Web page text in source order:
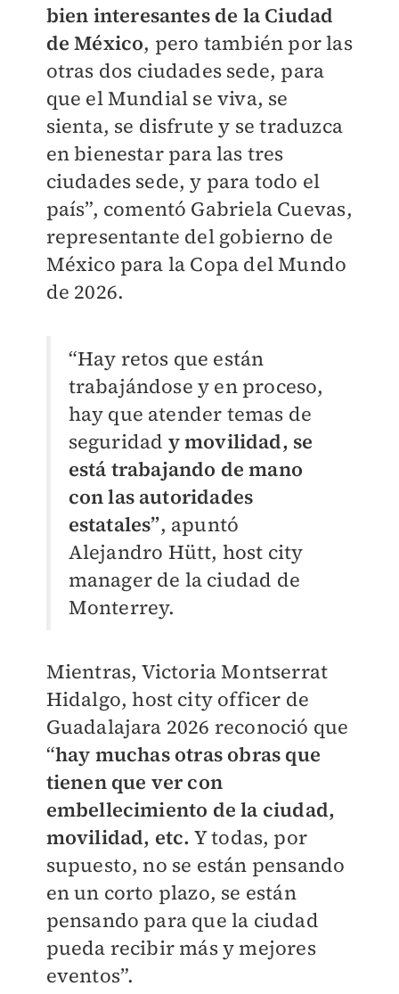
bien interesantes de la Ciudad
de México, pero también por las
otras dos ciudades sede, para
que el Mundial se viva, se
sienta, se disfrute y se traduzca
en bienestar para las tres
ciudades sede, y para todo el
país”, comentó Gabriela Cuevas,
representante del gobierno de
México para la Copa del Mundo
de 2026.
“Hay retos que están
trabajándose y en proceso,
hay que atender temas de
seguridad y movilidad, se
está trabajando de mano
con las autoridades
estatales”, apuntó
Alejandro Hütt, host city
manager de la ciudad de
Monterrey.
Mientras, Victoria Montserrat
Hidalgo, host city officer de
Guadalajara 2026 reconoció que
“hay muchas otras obras que
tienen que ver con
embellecimiento de la ciudad,
movilidad, etc. Y todas, por
supuesto, no se están pensando
en un corto plazo, se están
pensando para que la ciudad
pueda recibir más y mejores
eventos”.